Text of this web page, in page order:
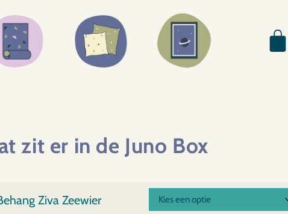
zit er in de Juno Box
Ziva Zeewier